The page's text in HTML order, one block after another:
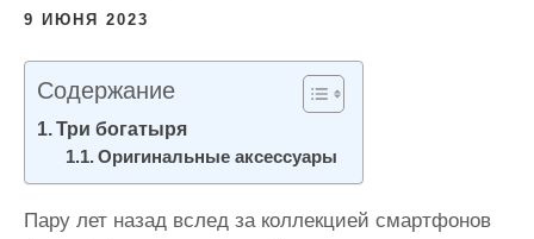
9 ИЮНЯ 2023
Содержание
Три богатыря
Оригинальные аксессуары
Пару лет назад вслед за коллекцией смартфонов